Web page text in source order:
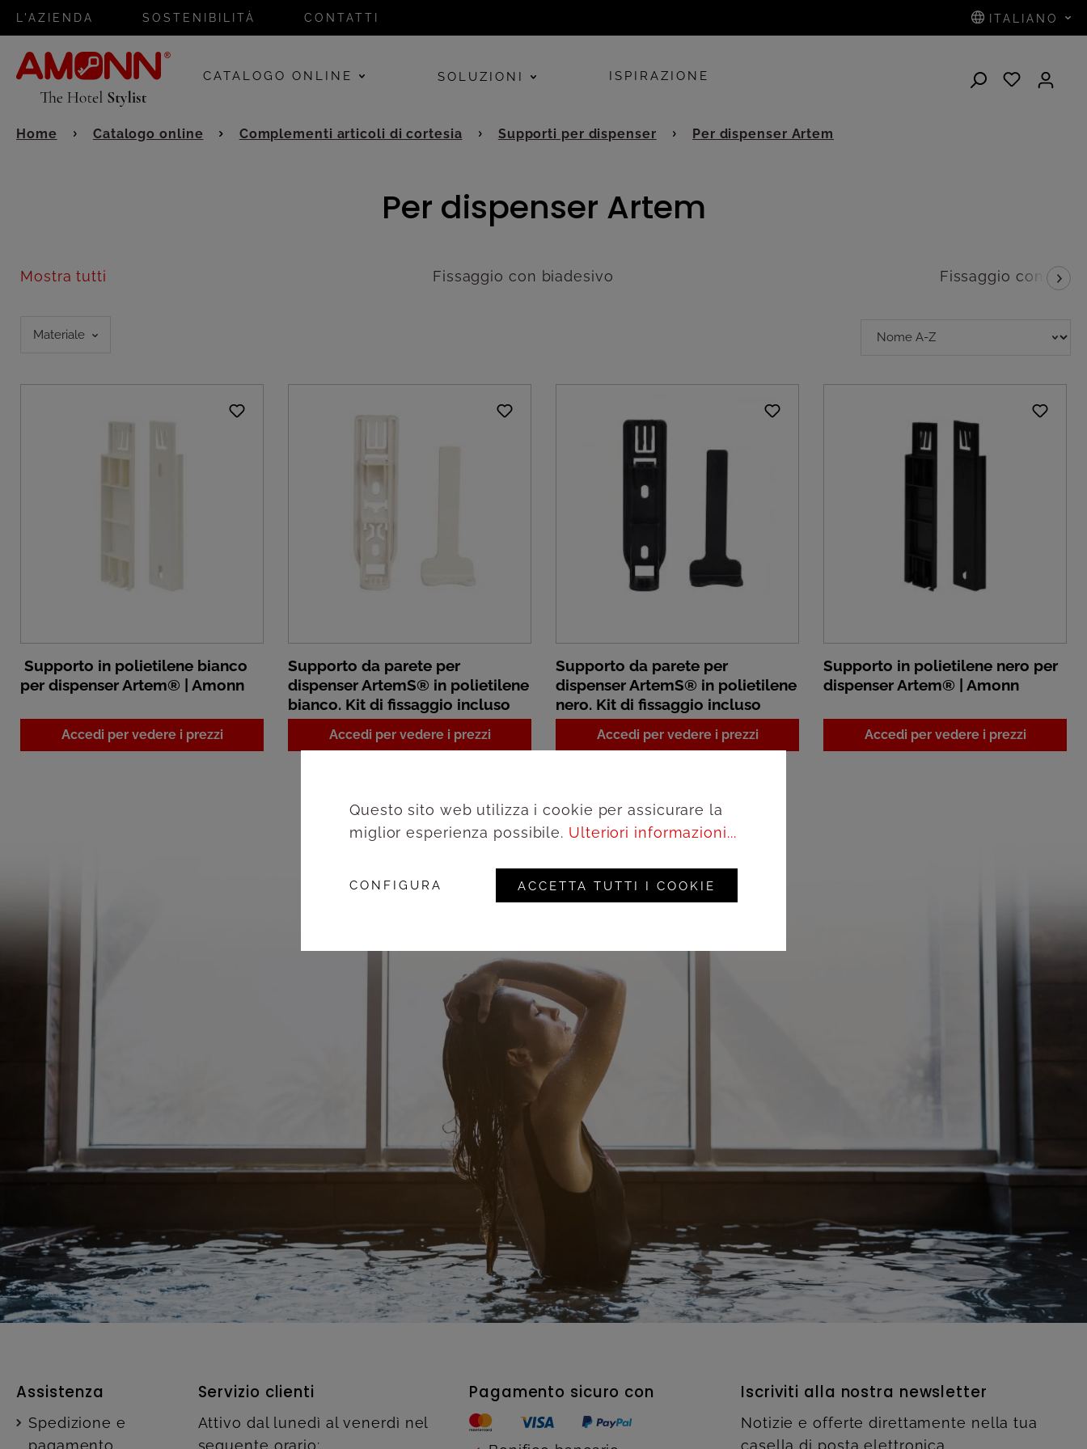
L'AZIENDA SOSTENIBILITÀ CONTATTI ITALIANO
CATALOGO ONLINE SOLUZIONI ISPIRAZIONE
Home Catalogo online Complementi articoli di cortesia Supporti per dispenser Per dispenser Artem
Per dispenser Artem
Mostra tutti Fissaggio con biadesivo Fissaggio con viti
Materiale
Supporto in polietilene bianco
per dispenser Artem® | Amonn
Accedi per vedere i prezzi
Supporto da parete per
dispenser ArtemS® in polietilene
bianco. Kit di fissaggio incluso
Accedi per vedere i prezzi
Supporto da parete per
dispenser ArtemS® in polietilene
nero. Kit di fissaggio incluso
Accedi per vedere i prezzi
Supporto in polietilene nero per
dispenser Artem® | Amonn
Accedi per vedere i prezzi
Assistenza
Spedizione e
pagamento
Servizio clienti
Attivo dal lunedì al venerdì nel
seguente orario:
Pagamento sicuro con Iscriviti alla nostra newsletter
Notizie e offerte direttamente nella tua
casella di posta elettronica.
Questo sito web utilizza i cookie per assicurare la
miglior esperienza possibile. Ulteriori informazioni...
CONFIGURA ACCETTA TUTTI I COOKIE